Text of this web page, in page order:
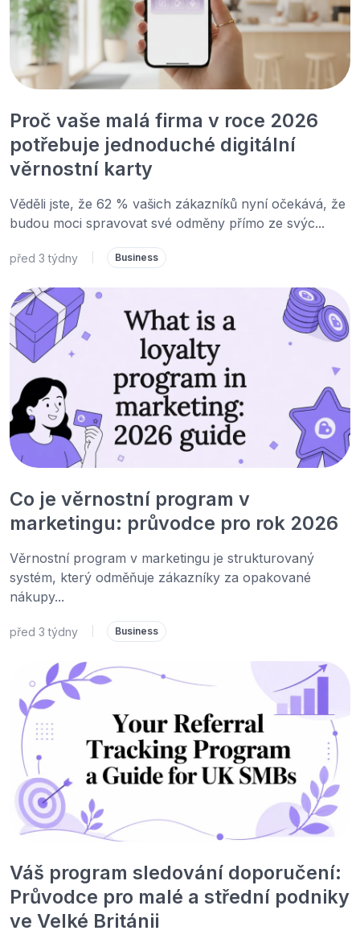
Proč vaše malá firma v roce 2026
potřebuje jednoduché digitální
věrnostní karty
Věděli jste, že 62 % vašich zákazníků nyní očekává, že
budou moci spravovat své odměny přímo ze svýc...
před 3 týdny Business
Co je věrnostní program v
marketingu: průvodce pro rok 2026
Věrnostní program v marketingu je strukturovaný
systém, který odměňuje zákazníky za opakované
nákupy...
před 3 týdny Business
Váš program sledování doporučení:
Průvodce pro malé a střední podniky
ve Velké Británii